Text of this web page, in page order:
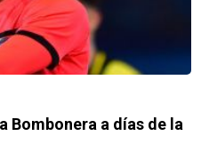
Bombonera a días de la